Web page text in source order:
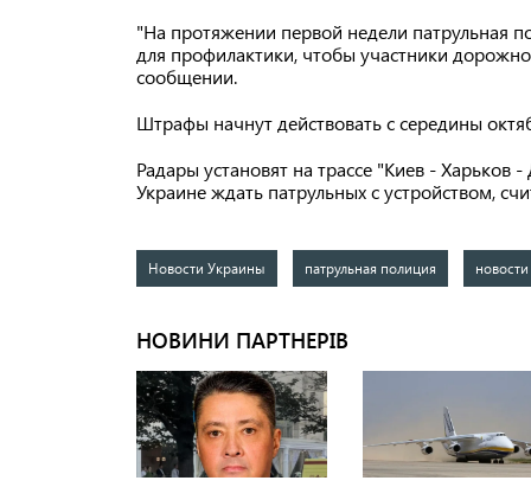
"На протяжении первой недели патрульная
для профилактики, чтобы участники
сообщении.
Штрафы начнут действовать с середины
Радары установят на трассе "Киев - Харьков
Украине ждать патрульных с устройством,
Новости Украины патрульная полиция